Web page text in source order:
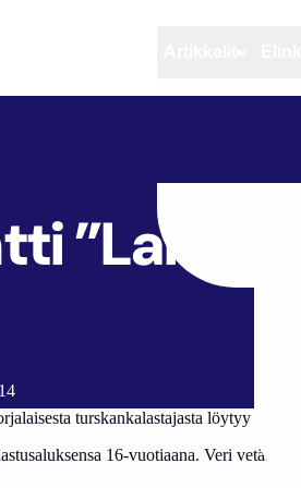
”Laivuri
turskankalastajasta löytyy linkissä
16-vuotiaana. Veri vetää